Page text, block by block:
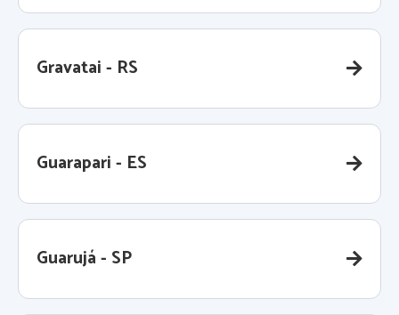
Gravatai - RS
Guarapari - ES
Guarujá - SP